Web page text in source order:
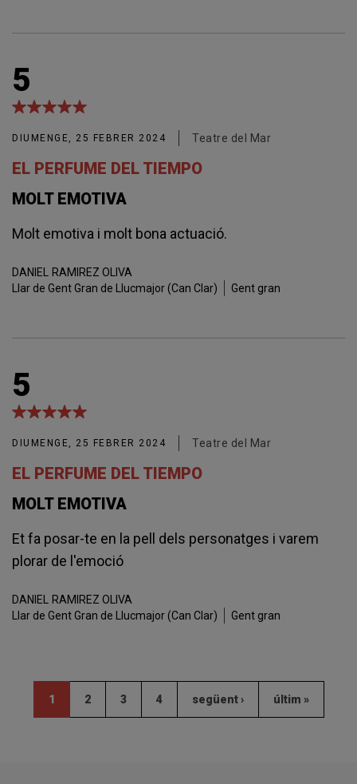
5
DIUMENGE, 25 FEBRER 2024 Teatre del Mar
EL PERFUME DEL TIEMPO
MOLT EMOTIVA
Molt emotiva i molt bona actuació.
DANIEL
RAMIREZ OLIVA
Llar de Gent Gran de Llucmajor (Can Clar)
Gent gran
5
DIUMENGE, 25 FEBRER 2024 Teatre del Mar
EL PERFUME DEL TIEMPO
MOLT EMOTIVA
Et fa posar-te en la pell dels personatges i varem
plorar de l'emoció
DANIEL
RAMIREZ OLIVA
Llar de Gent Gran de Llucmajor (Can Clar)
Gent gran
1 2 3 4 següent › últim »